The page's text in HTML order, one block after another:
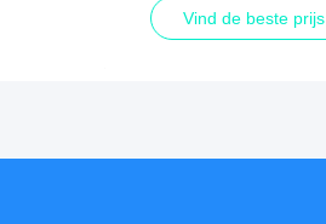
Vind de beste prijs